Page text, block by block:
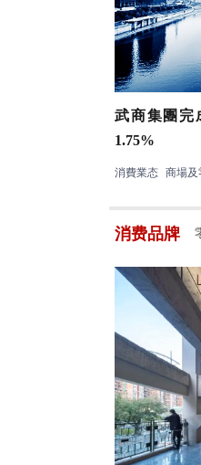
武商集團完
1.75%
消費業态 商場及
消费品牌